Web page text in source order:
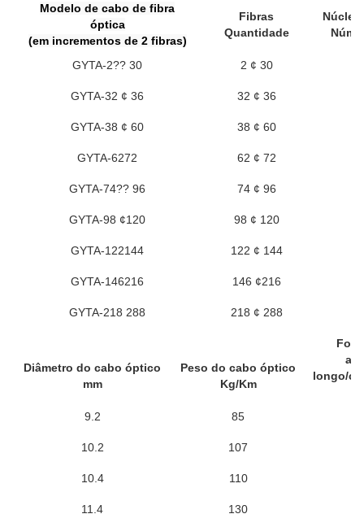
Modelo de cabo de fibra
óptica
(em incrementos de 2 fibras)
Fibras
Quantidade
GYTA-2?? 30 2 ¢ 30
GYTA-32 ¢ 36 32 ¢ 36
GYTA-38 ¢ 60 38 ¢ 60
GYTA-62­72 62 ¢ 72
GYTA-74?? 96 74 ¢ 96
GYTA-98 ¢120 98 ¢ 120
GYTA-122144 122 ¢ 144
GYTA-146216 146 ¢216
GYTA-218 288 218 ¢ 288
Diâmetro do cabo óptico
mm
Peso do cabo óptico
Kg/Km
longo/
9.2 85
10.2 107
10.4 110
11.4 130